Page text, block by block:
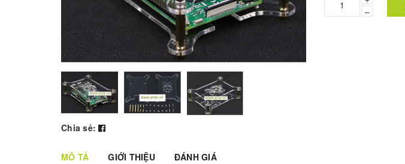
Chia sẻ:
–
MÔ TẢ GIỚI THIỆU ĐÁNH GIÁ